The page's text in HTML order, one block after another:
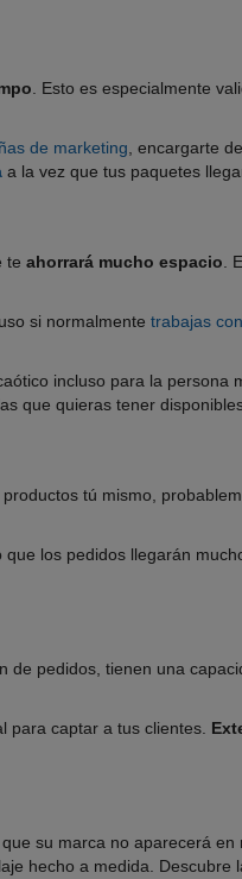
. Esto es especialmente
de marketing, encargarte
a la vez que tus paquetes
te ahorrará mucho espacio.
si normalmente trabajas
incluso para la persona
que quieras tener
tú mismo,
que los pedidos llegarán
pedidos, tienen una
para captar a tus clientes.
su marca no aparecerá
hecho a medida. Descubre